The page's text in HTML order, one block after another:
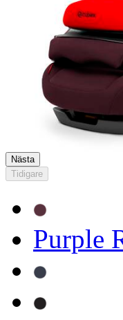
Nästa
Tidigare
Purple